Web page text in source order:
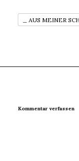
_ AUS MEINER
Kommentar verfassen